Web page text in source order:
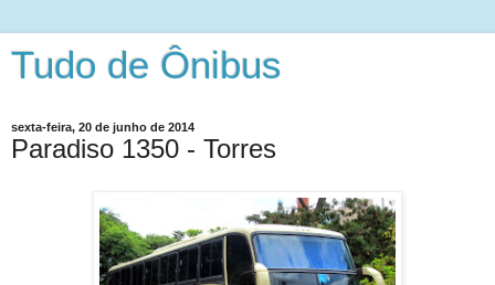
Tudo de Ônibus
sexta-feira, 20 de junho de 2014
Paradiso 1350 - Torres